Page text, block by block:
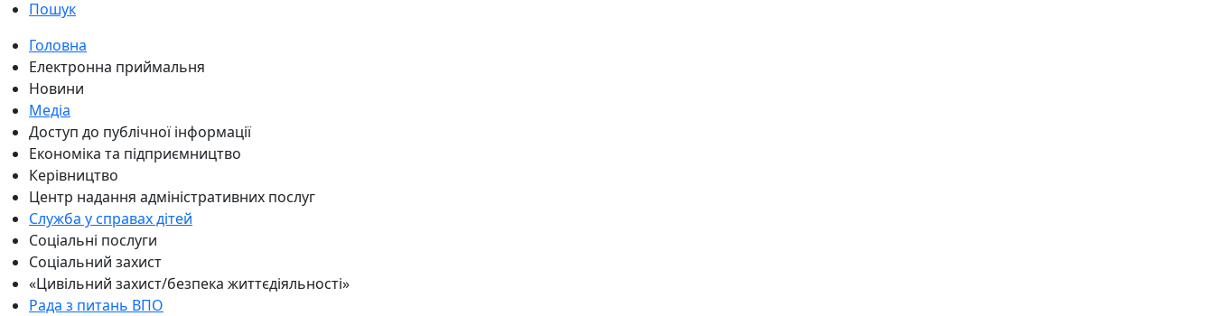
Пошук
Головна
Електронна приймальня
Новини
Медіа
Доступ до публічної інформації
Економіка та підприємництво
Керівництво
Центр надання адміністративних послуг
Служба у справах дітей
Соціальні послуги
Соціальний захист
«Цивільний захист/безпека життєдіяльності»
Рада з питань ВПО